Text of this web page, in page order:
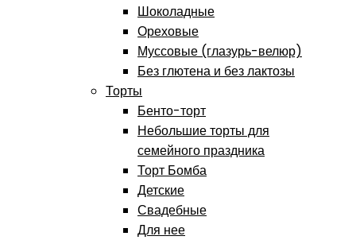
Шоколадные
Ореховые
Муссовые (глазурь-велюр)
Без глютена и без лактозы
Торты
Бенто-торт
Небольшие торты для
семейного праздника
Торт Бомба
Детские
Свадебные
Для нее